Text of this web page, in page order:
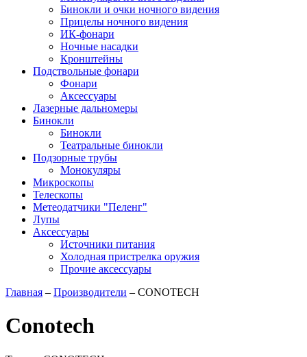
Бинокли и очки ночного видения
Прицелы ночного видения
ИК-фонари
Ночные насадки
Кронштейны
Подствольные фонари
Фонари
Аксессуары
Лазерные дальномеры
Бинокли
Бинокли
Театральные бинокли
Подзорные трубы
Монокуляры
Микроскопы
Телескопы
Метеодатчики "Пеленг"
Лупы
Аксессуары
Источники питания
Холодная пристрелка оружия
Прочие аксессуары
Главная – Производители – CONOTECH
Conotech